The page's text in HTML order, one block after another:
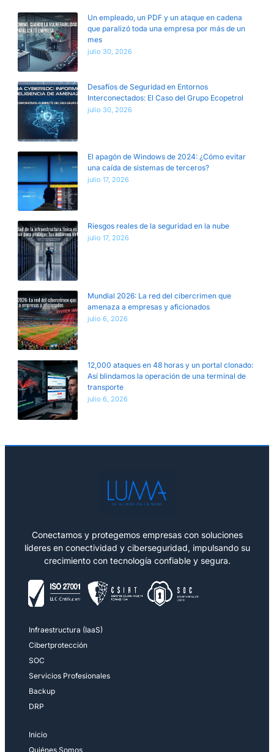
Un empleado, un PDF y un ataque en cadena
que paralizó toda una empresa por más de un
mes
julio 30, 2026
Desafíos de Seguridad en Entornos
Interconectados: El Caso del Grupo Ecopetrol
julio 30, 2026
El apagón de Windows de 2024: ¿Cómo evitar
una caída de sistemas de terceros?
julio 17, 2026
Riesgos reales de la seguridad en la nube
julio 17, 2026
Mundial 2026: La red del cibercrimen que
amenaza a empresas y aficionados
julio 6, 2026
12,000 ataques en 48 horas y un portal clonado:
Así blindamos la operación de una terminal de
transporte
julio 6, 2026
Conectamos y protegemos empresas con soluciones
líderes en conectividad y ciberseguridad, impulsando su
crecimiento con tecnología confiable y segura.
Infraestructura (IaaS)
Cibertprotección
SOC
Servicios Profesionales
Backup
DRP
Inicio
Quiénes Somos